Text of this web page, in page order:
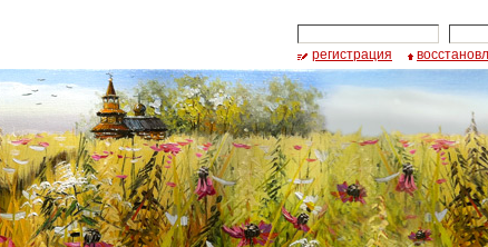
регистрация